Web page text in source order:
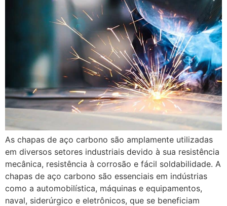
As chapas de aço carbono são amplamente utilizadas
em diversos setores industriais devido à sua resistência
mecânica, resistência à corrosão e fácil soldabilidade. A
chapas de aço carbono são essenciais em indústrias
como a automobilística, máquinas e equipamentos,
naval, siderúrgico e eletrônicos, que se beneficiam